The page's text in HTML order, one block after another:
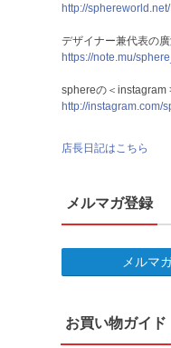
http://sphereworld.net/
デザイナー兼代表の
https://note.mu/
sphereの＜instagram
http://instagram.com/
店長日記はこちら
メルマガ登録
メルマ
お買い物ガイド